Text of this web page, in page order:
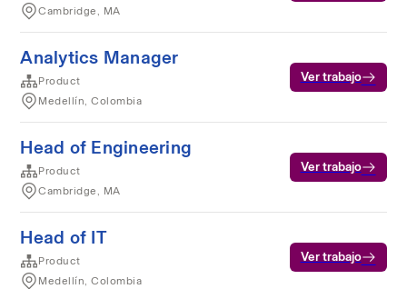
Cambridge, MA
Analytics Manager
Product
Medellín, Colombia
Ver trabajo
Head of Engineering
Product
Cambridge, MA
Ver trabajo
Head of IT
Product
Medellín, Colombia
Ver trabajo